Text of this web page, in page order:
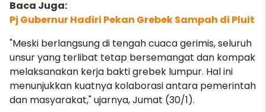
Pj Gubernur Hadiri Pekan Grebek Sampah di Pluit
"Meski berlangsung di tengah cuaca gerimis, seluruh
unsur yang terlibat tetap bersemangat dan kompak
melaksanakan kerja bakti grebek lumpur. Hal ini
menunjukkan kuatnya kolaborasi antara pemerintah
dan masyarakat," ujarnya, Jumat (30/1).